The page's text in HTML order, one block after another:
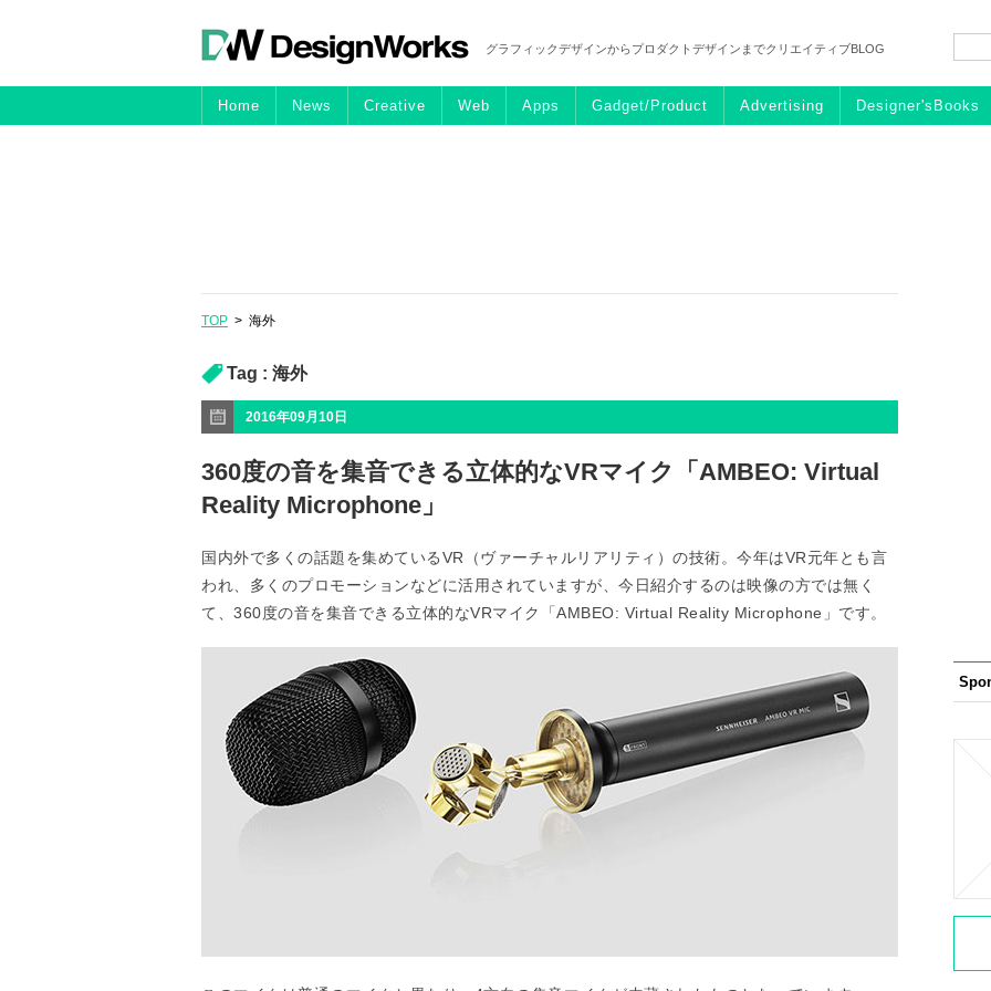
グラフィックデザインからプロダクトデザインまでクリエイティブBLOG
Home News Creative Web Apps Gadget/Product Advertising Designer'sBooks
TOP > 海外
Tag : 海外
2016年09月10日
360度の音を集音できる立体的なVRマイク「AMBEO: Virtual
Reality Microphone」
国内外で多くの話題を集めているVR（ヴァーチャルリアリティ）の技術。今年はVR元年とも言
われ、多くのプロモーションなどに活用されていますが、今日紹介するのは映像の方では無く
て、360度の音を集音できる立体的なVRマイク「AMBEO: Virtual Reality Microphone」です。